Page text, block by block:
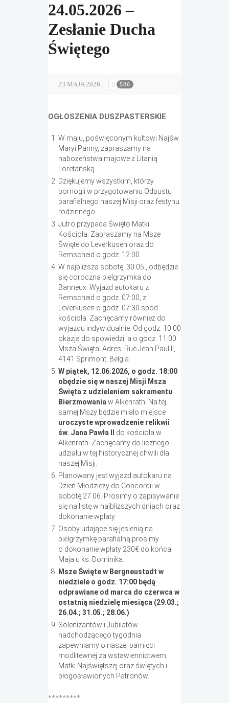
24.05.2026 –
Zesłanie Ducha
Świętego
23 MAJA 2026 586
OGŁOSZENIA DUSZPASTERSKIE
W maju, poświęconym kultowi Najśw.
Maryi Panny, zapraszamy na
nabożeństwa majowe z Litanią
Loretańską.
Dziękujemy wszystkim, którzy
pomogli w przygotowaniu Odpustu
parafialnego naszej Misji oraz festynu
rodzinnego.
Jutro przypada Święto Matki
Kościoła. Zapraszamy na Msze
Święte do Leverkusen oraz do
Remscheid o godz. 12:00.
W najbliższa sobotę, 30.05., odbędzie
się coroczna pielgrzymka do
Banneux. Wyjazd autokaru z
Remscheid o godz. 07:00, z
Leverkusen o godz. 07:30 spod
kościoła. Zachęcamy również do
wyjazdu indywidualnie. Od godz. 10:00
okazja do spowiedzi, a o godz. 11:00
Msza Święta. Adres: Rue Jean Paul II,
4141 Sprimont, Belgia.
W piątek, 12.06.2026, o godz. 18:00
obędzie się w naszej Misji Msza
Święta z udzieleniem sakramentu
Bierzmowania w Alkenrath. Na tej
samej Mszy będzie miało miejsce
uroczyste wprowadzenie relikwii
św. Jana Pawła II
do kościoła w
Alkenrath. Zachęcamy do licznego
udziału w tej historycznej chwili dla
naszej Misji.
Planowany jest wyjazd autokaru na
Dzień Młodzieży do Concordii w
sobotę 27.06. Prosimy o zapisywanie
się na listę w najbliższych dniach oraz
dokonanie wpłaty
Osoby udające się jesienią na
pielgrzymkę parafialną prosimy
o dokonanie wpłaty 230€ do końca
Maja u ks. Dominika.
Msze Święte w Bergneustadt w
niedziele o godz. 17:00 będą
odprawiane od marca do czerwca w
ostatnią niedzielę miesiąca (29.03.;
26.04.; 31.05.; 28.06.)
Solenizantów i Jubilatów
nadchodzącego tygodnia
zapewniamy o naszej pamięci
modlitewnej za wstawiennictwem
Matki Najświętszej oraz świętych i
błogosławionych Patronów.
*********